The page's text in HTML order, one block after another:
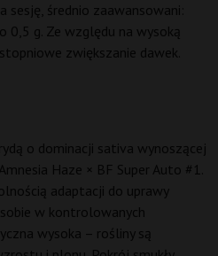
średnio zaawansowani:
0,5 g. Ze względu na wysoką
zwiększanie dawek.
o dominacji sativa wynoszącej
Haze × BF Super Auto #1.
adaptacji do uprawy
w kontrolowanych
wysoka – rośliny są